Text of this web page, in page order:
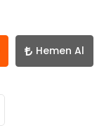
Hemen Al